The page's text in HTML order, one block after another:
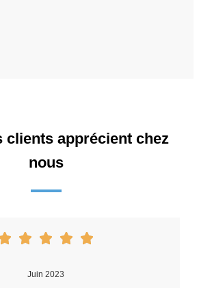
clients apprécient chez
nous
Juin 2023